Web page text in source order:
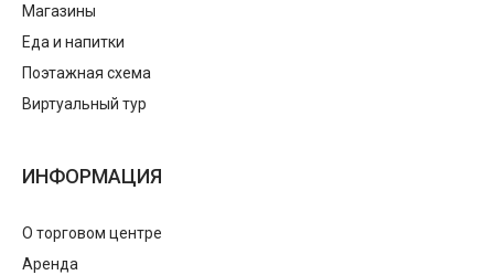
Магазины
Еда и напитки
Поэтажная схема
Виртуальный тур
ИНФОРМАЦИЯ
О торговом центре
Аренда